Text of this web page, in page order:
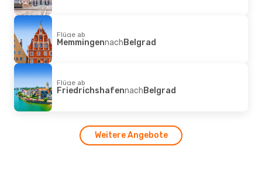
Flüge ab
MemmingennachBelgrad
Flüge ab
FriedrichshafennachBelgrad
Weitere Angebote